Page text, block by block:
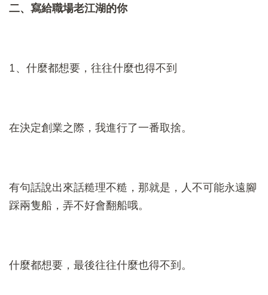
二、寫給職場老江湖的你
1、什麼都想要，往往什麼也得不到
在決定創業之際，我進行了一番取捨。
有句話說出來話糙理不糙，那就是，人不可能永遠腳
踩兩隻船，弄不好會翻船哦。
什麼都想要，最後往往什麼也得不到。